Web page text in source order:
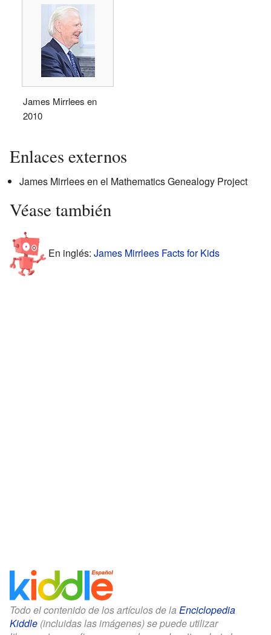
James Mirrlees en
2010
Enlaces externos
James Mirrleesen el Mathematics Genealogy Project
Véase también
En inglés: James Mirrlees Facts for Kids
Todo el contenido de los artículos de la Enciclopedia
Kiddle (incluidas las imágenes) se puede utilizar